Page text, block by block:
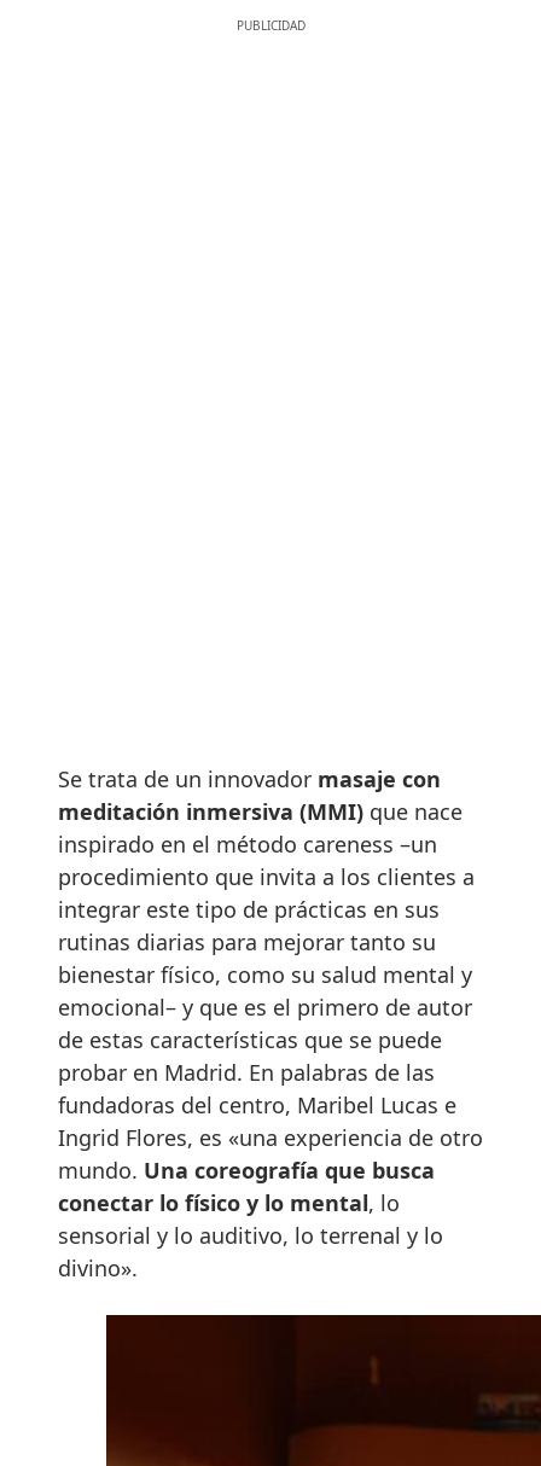
Se trata de un innovador masaje con
meditación inmersiva (MMI) que nace
inspirado en el método careness –un
procedimiento que invita a los clientes a
integrar este tipo de prácticas en sus
rutinas diarias para mejorar tanto su
bienestar físico, como su salud mental y
emocional– y que es el primero de autor
de estas características que se puede
probar en Madrid. En palabras de las
fundadoras del centro, Maribel Lucas e
Ingrid Flores, es «una experiencia de otro
mundo. Una coreografía que busca
conectar lo físico y lo mental, lo
sensorial y lo auditivo, lo terrenal y lo
divino».